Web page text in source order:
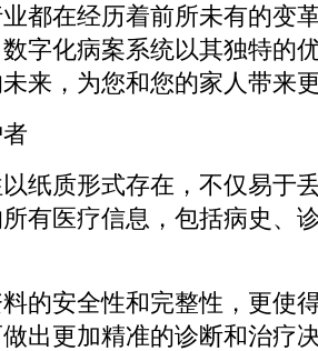
都在经历着前所未有的变
字化病案系统以其独特的
来，为您和您的家人带来
纸质形式存在，不仅易于
有医疗信息，包括病史、
的安全性和完整性，更使
出更加精准的诊断和治疗